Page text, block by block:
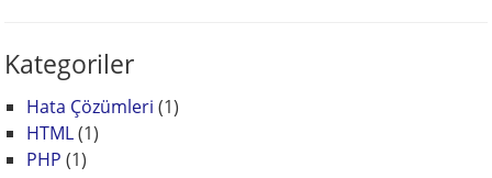
Kategoriler
Hata Çözümleri (1)
HTML(1)
PHP (1)